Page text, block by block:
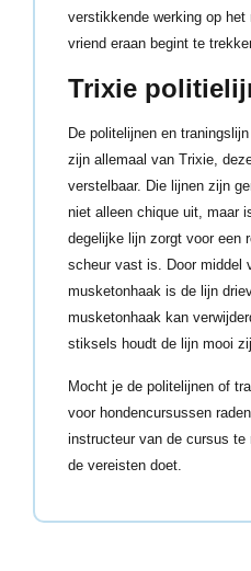
verstikkende werking op
vriend eraan begint te
Trixie
De politelijnen en
zijn allemaal van Trixie,
verstelbaar. Die lijnen zijn
niet alleen chique uit, maar
degelijke lijn zorgt voor een
scheur vast is. Door middel
musketonhaak is de lijn
musketonhaak kan
stiksels houdt de lijn mooi
Mocht je de politelijnen of
voor hondencursussen
instructeur van de cursus te
de vereisten doet.